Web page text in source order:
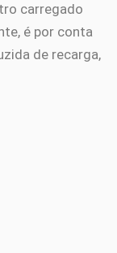
carregado
é por conta
de recarga,